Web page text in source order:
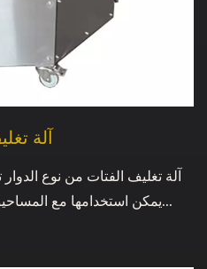
آلة
آلة تغليف الفتات من نوع
يمكن استخدامها مع المساحيق التي يسهل أن تصبح دهنية أو...